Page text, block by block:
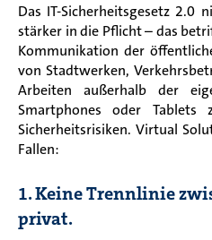
Das IT-Sicherheitsgesetz 2.0
stärker in die Pflicht – das
Kommunikation der
von Stadtwerken,
Arbeiten außerhalb der
Smartphones oder Tablets
Sicherheitsrisiken. Virtual
Fallen:
1. Keine Trennlinie
privat.